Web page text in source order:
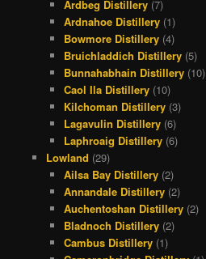
Ardbeg Distillery (7)
Ardnahoe Distillery (1)
Bowmore Distillery (4)
Bruichladdich Distillery (5)
Bunnahabhain Distillery (10)
Caol Ila Distillery (10)
Kilchoman Distillery (3)
Lagavulin Distillery (6)
Laphroaig Distillery (6)
Lowland (29)
Ailsa Bay Distillery (2)
Annandale Distillery (2)
Auchentoshan Distillery (2)
Bladnoch Distillery (2)
Cambus Distillery (1)